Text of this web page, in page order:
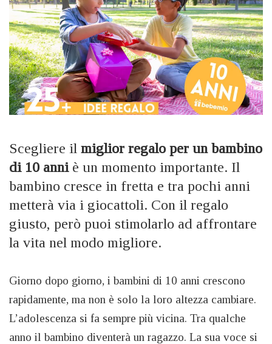
Scegliere il miglior regalo per un bambino
di 10 anni è un momento importante. Il
bambino cresce in fretta e tra pochi anni
metterà via i giocattoli. Con il regalo
giusto, però puoi stimolarlo ad affrontare
la vita nel modo migliore.
Giorno dopo giorno, i bambini di 10 anni crescono
rapidamente, ma non è solo la loro altezza cambiare.
L’adolescenza si fa sempre più vicina. Tra qualche
anno il bambino diventerà un ragazzo. La sua voce si